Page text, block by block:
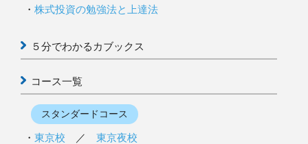
株式投資の勉強法と上達法
５分でわかるカブックス
コース一覧
スタンダードコース
東京校 ／ 東京夜校